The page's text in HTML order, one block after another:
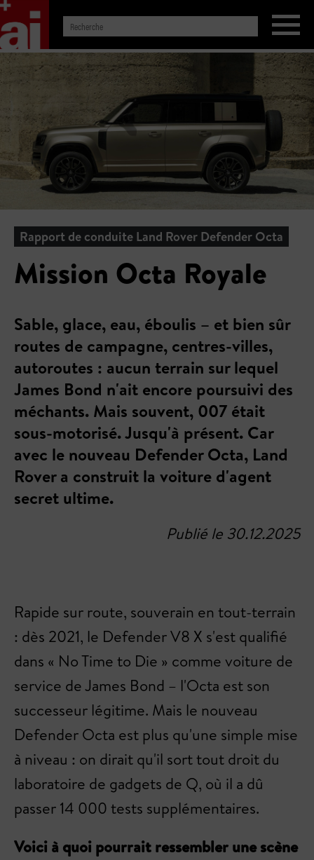
Rapport de conduite Land Rover Defender Octa
Mission Octa Royale
Sable, glace, eau, éboulis – et bien sûr
routes de campagne, centres-villes,
autoroutes : aucun terrain sur lequel
James Bond n'ait encore poursuivi des
méchants. Mais souvent, 007 était
sous-motorisé. Jusqu'à présent. Car
avec le nouveau Defender Octa, Land
Rover a construit la voiture d'agent
secret ultime.
Publié le 30.12.2025
Rapide sur route, souverain en tout-terrain
: dès 2021, le Defender V8 X s'est qualifié
dans « No Time to Die » comme voiture de
service de James Bond – l'Octa est son
successeur légitime. Mais le nouveau
Defender Octa est plus qu'une simple mise
à niveau : on dirait qu'il sort tout droit du
laboratoire de gadgets de Q, où il a dû
passer 14 000 tests supplémentaires.
Voici à quoi pourrait ressembler une scène